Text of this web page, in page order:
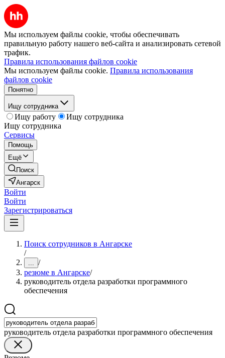
Мы используем файлы cookie, чтобы обеспечивать
правильную работу нашего веб-сайта и анализировать сетевой
трафик.
Правила использования файлов cookie
Мы используем файлы cookie. Правила использования
файлов cookie
Понятно
Ищу сотрудника
Ищу работу
Ищу сотрудника
Ищу сотрудника
Сервисы
Помощь
Ещё
Поиск
Ангарск
Войти
Войти
Зарегистрироваться
Поиск сотрудников в Ангарске
/
... /
резюме в Ангарске/
руководитель отдела разработки программного
обеспечения
руководитель отдела разработки программного обеспечения